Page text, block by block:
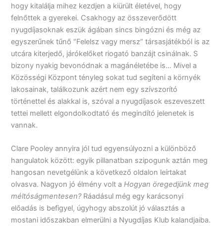
hogy kitalálja mihez kezdjen a kiürült életével, hogy
felnőttek a gyerekei. Csakhogy az összeverődött
nyugdíjasoknak eszük ágában sincs bingózni és még az
egyszerűnek tűnő “Felelsz vagy mersz” társasjátékból is az
utcára kiterjedő, járókelőket riogató banzájt csinálnak. S
bizony nyakig bevonódnak a magánéletébe is… Mivel a
Közösségi Központ tényleg sokat tud segíteni a környék
lakosainak, találkozunk azért nem egy szívszorító
történettel és alakkal is, szóval a nyugdíjasok eszeveszett
tettei mellett elgondolkodtató és megindító jelenetek is
vannak.
Clare Pooley annyira jól tud egyensúlyozni a különböző
hangulatok között: egyik pillanatban szipogunk aztán meg
hangosan nevetgélünk a következő oldalon leírtakat
olvasva. Nagyon jó élmény volt aHogyan öregedjünk meg
méltóságmentesen?Ráadásul még egy karácsonyi
előadás is befigyel, úgyhogy abszolút jó választás a
mostani időszakban elmerülni a Nyugdíjas Klub kalandjaiba.